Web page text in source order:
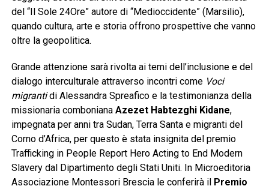
del “Il Sole 24Ore” autore di “Medioccidente” (Marsilio),
quando cultura, arte e storia offrono prospettive che vanno
oltre la geopolitica.
Grande attenzione sarà rivolta ai temi dell’inclusione e del
dialogo interculturale attraverso incontri come Voci
migrantidi Alessandra Spreafico e la testimonianza della
missionaria comboniana Azezet Habtezghi Kidane,
impegnata per anni tra Sudan, Terra Santa e migranti del
Corno d’Africa, per questo è stata insignita del premio
Trafficking in People Report Hero Acting to End Modern
Slavery dal Dipartimento degli Stati Uniti. In Microeditoria
Associazione Montessori Brescia le conferirà il Premio